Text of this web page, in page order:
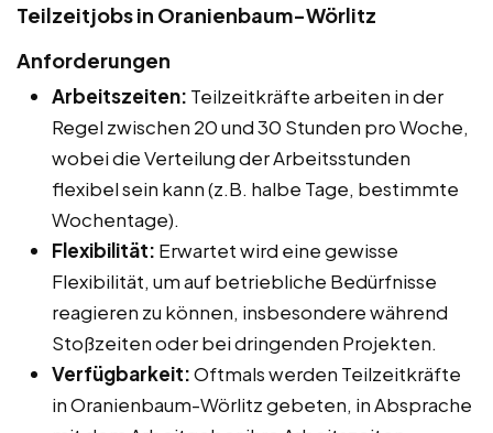
Teilzeitjobs in Oranienbaum-Wörlitz
Anforderungen
Arbeitszeiten: Teilzeitkräfte arbeiten in der
Regel zwischen 20 und 30 Stunden pro Woche,
wobei die Verteilung der Arbeitsstunden
flexibel sein kann (z.B. halbe Tage, bestimmte
Wochentage).
Flexibilität: Erwartet wird eine gewisse
Flexibilität, um auf betriebliche Bedürfnisse
reagieren zu können, insbesondere während
Stoßzeiten oder bei dringenden Projekten.
Verfügbarkeit:Oftmals werden Teilzeitkräfte
in Oranienbaum-Wörlitz gebeten, in Absprache